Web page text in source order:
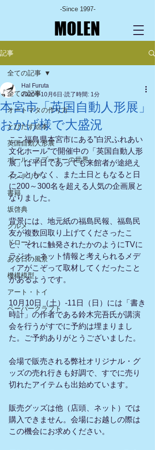
-Since 1997-
MOLEN
記事
全ての記事
オートマタの作り方
とびだす絵本
英国自動人形展
ポール・スプーナーの世界
インテリア
書籍
坂啓典
グルメ
ドローン
ある日の風景
機構模型
アート・トイ
ペーパークラフト
全ての記事
本宮市「英国自動人形展」
おかげ様で大盛況
Hal Furuta
2020年10月6日 読了時間: 1分
ここ福島県本宮市にある”白沢ふれあい
文化ホール”で開催中の「英国自動人形
展」は平日であっても来館者が途絶え
ることもなく、また土日ともなると日
に200～300名を超える人気の企画展と
なりました。
背景には、地元紙の福島民報、福島民
友が複数回取り上げてくださったこ
と、それに触発されたかのようにTVに
ラジオ、ネット情報と考えられるメデ
ィアがこぞって取材してくだったこと
があるようです。
10月10日（土）-11日（日）には「書き
時計」の作者である鈴木完吾氏が講演
会を行うがすでに予約は埋まりまし
た。ご予約ありがとうございました。
会場で販売される弊社オリジナル・グ
ッズの売れ行きも好調で、すでに売り
切れたアイテムも出始めています。
販売グッズは他（店頭、ネット）では
購入できません。会場にお越しの際は
この機会にお求めください。